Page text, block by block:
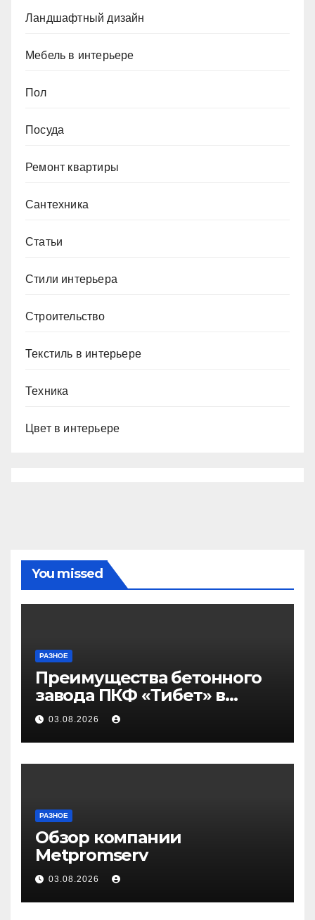
Ландшафтный дизайн
Мебель в интерьере
Пол
Посуда
Ремонт квартиры
Сантехника
Статьи
Стили интерьера
Строительство
Текстиль в интерьере
Техника
Цвет в интерьере
You missed
РАЗНОЕ
Преимущества бетонного
завода ПКФ «Тибет» в
Волгограде и Волжском
03.08.2026
РАЗНОЕ
Обзор компании
Metpromserv
03.08.2026